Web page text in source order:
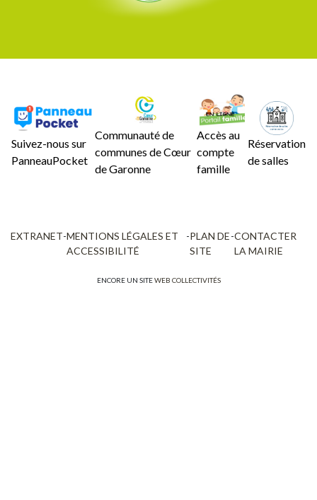
Suivez-nous sur
PanneauPocket
Communauté de
communes de Cœur
de Garonne
Accès au
compte
famille
Réservation
de salles
EXTRANET-MENTIONS LÉGALES ET
ACCESSIBILITÉ
-PLAN DE
SITE
-CONTACTER
LA MAIRIE
ENCORE UN SITEWEB COLLECTIVITÉS